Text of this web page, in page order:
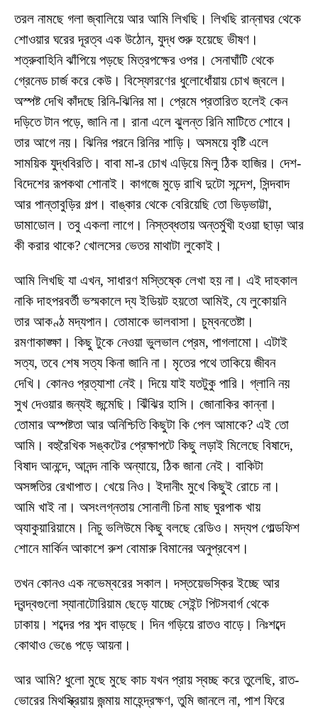
তরল নামছে গলা জ্বালিয়ে আর আমি লিখছি। লিখছি রান্নাঘর থেকে
শোওয়ার ঘরের দূরত্ব এক উঠোন, যুদ্ধ শুরু হয়েছে ভীষণ।
শত্রুবাহিনি ঝাঁপিয়ে পড়ছে মিত্রপক্ষের ওপর। সেনাঘাঁটি থেকে
গ্রেনেড চার্জ করে কেউ। বিস্ফোরণের ধুলোধোঁয়ায় চোখ জ্বলে।
অস্পষ্ট দেখি কাঁদছে রিনি-ঝিনির মা। প্রেমে প্রতারিত হলেই কেন
দড়িতে টান পড়ে, জানি না। রানা এলে ঝুলন্ত রিনি মাটিতে শোবে।
তার আগে নয়। ঝিনির পরনে রিনির শাড়ি। অসময়ে বৃষ্টি এলে
সাময়িক যুদ্ধবিরতি। বাবা মা-র চোখ এড়িয়ে মিলু ঠিক হাজির। দেশ-
বিদেশের রূপকথা শোনাই। কাগজে মুড়ে রাখি দুটো সন্দেশ, সিন্দবাদ
আর পান্তাবুড়ির গল্প। বাঙ্কার থেকে বেরিয়েছি তো ভিড়ভাট্টা,
ডামাডোল। তবু একলা লাগে। নিস্তব্ধতায় অন্তর্মুখী হওয়া ছাড়া আর
কী করার থাকে? খোলসের ভেতর মাথাটা লুকোই।
আমি লিখছি যা এখন, সাধারণ মস্তিষ্কে লেখা হয় না। এই দাহকাল
নাকি দাহপরবর্তী ভস্মকালে দ্য ইডিয়ট হয়তো আমিই, যে লুকোয়নি
তার আকণ্ঠ মদ্যপান। তোমাকে ভালবাসা। চুম্বনতেষ্টা।
রমণাকাঙ্ক্ষা। কিছু টুকে নেওয়া ভুলভাল প্রেম, পাগলামো। এটাই
সত্য, তবে শেষ সত্য কিনা জানি না। মৃতের পথে তাকিয়ে জীবন
দেখি। কোনও প্রত্যাশা নেই। দিয়ে যাই যতটুকু পারি। গ্লানি নয়
সুখ দেওয়ার জন্যই জন্মেছি। ঝিঁঝির হাসি। জোনাকির কান্না।
তোমার অস্পষ্টতা আর অনিশ্চিতি কিছুটা কি পেল আমাকে? এই তো
আমি। বহুরৈখিক সঙ্কটের প্রেক্ষাপটে কিছু লড়াই মিলেছে বিষাদে,
বিষাদ আনন্দে, আনন্দ নাকি অন্যায়ে, ঠিক জানা নেই। বাকিটা
অসঙ্গতির রেখাপাত। খেয়ে নিও। ইদানীং মুখে কিছুই রোচে না।
আমি খাই না। অসংলগ্নতায় সোনালী চিনা মাছ ঘুরপাক খায়
অ্যাকুয়ারিয়ামে। নিচু ভলিউমে কিছু বলছে রেডিও। মদ্যপ গোল্ডফিশ
শোনে মার্কিন আকাশে রুশ বোমারু বিমানের অনুপ্রবেশ।
তখন কোনও এক নভেম্বরের সকাল। দস্তয়েভস্কির ইচ্ছে আর
দ্বন্দ্বগুলো স্যানাটোরিয়াম ছেড়ে যাচ্ছে সেইন্ট পিটসবার্গ থেকে
ঢাকায়। শব্দের পর শব্দ বাড়ছে। দিন গড়িয়ে রাতও বাড়ে। নিঃশব্দে
কোথাও ভেঙে পড়ে আয়না।
আর আমি? ধুলো মুছে মুছে কাচ যখন প্রায় স্বচ্ছ করে তুলেছি, রাত-
ভোরের মিথস্ক্রিয়ায় জন্মায় মাহেন্দ্রক্ষণ, তুমি জানলে না, পাশ ফিরে